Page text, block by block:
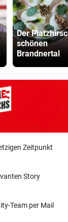
Der
schönen
Brandnertal
Zeitpunkt
Story
Team per Mail